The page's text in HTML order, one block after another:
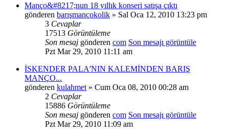
Manço&#8217;nun 18 yıllık konseri satışa çıktı
gönderen barışmançokolik » Sal Oca 12, 2010 13:23 pm
3 Cevaplar
17513 Görüntüleme
Son mesaj gönderen com Son mesajı görüntüle
Pzt Mar 29, 2010 11:11 am
İSKENDER PALA'NIN KALEMİNDEN BARIŞ
MANÇO...
gönderen kulahmet » Cum Oca 08, 2010 00:28 am
2 Cevaplar
15886 Görüntüleme
Son mesaj gönderen com Son mesajı görüntüle
Pzt Mar 29, 2010 11:09 am